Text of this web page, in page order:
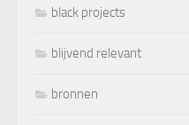
black projects
blijvend relevant
bronnen